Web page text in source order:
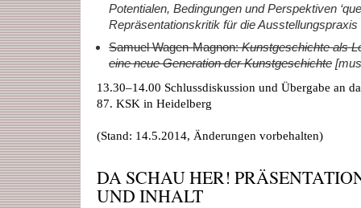
Potentialen, Bedingungen und Perspektiven
Repräsentationskritik für die Ausstellungspraxis
Samuel Wagen-Magnon:Kunstgeschichte als
eine neue Generation der Kunstgeschichte
13.30–14.00 Schlussdiskussion und Übergabe an
87. KSK in Heidelberg
(Stand: 14.5.2014, Änderungen vorbehalten)
DA SCHAU HER!
UND INHALT